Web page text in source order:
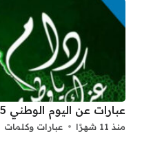
عبارات عن اليوم الوطني 95 طويلة ومعبرة 2025
منذ 11 شهرًا عبارات وكلمات